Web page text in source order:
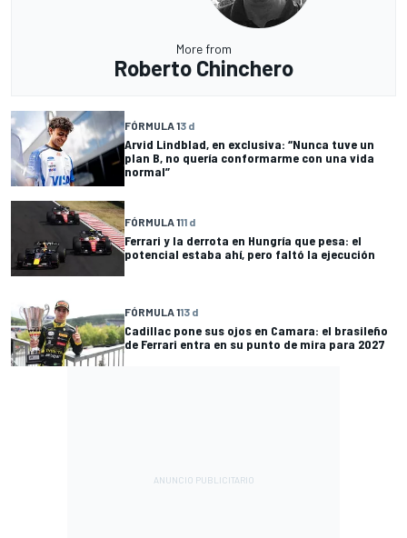
More from
Roberto Chinchero
FÓRMULA 13 d
Arvid Lindblad, en exclusiva: “Nunca tuve un
plan B, no quería conformarme con una vida
normal”
FÓRMULA 111 d
Ferrari y la derrota en Hungría que pesa: el
potencial estaba ahí, pero faltó la ejecución
FÓRMULA 113 d
Cadillac pone sus ojos en Camara: el brasileño
de Ferrari entra en su punto de mira para 2027